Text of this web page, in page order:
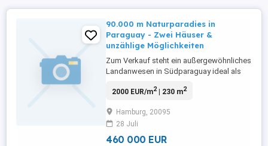
90.000 m Naturparadies in
Paraguay - Zwei Häuser &
unzählige Möglichkeiten
Zum Verkauf steht ein außergewöhnliches
Landanwesen in Südparaguay ideal als
Investment. Das Anwesen umfasst: 9
Bächen & Quellen Haupthaus ca. 150 m (2
Schlafzimmer, Büro, Kamin, Quincho)
Gästehaus ca. 80 m (2 Schlafzimmer, ...
2000 EUR/m2| 230 m2
Hamburg, 20095
28 Juli
460 000 EUR